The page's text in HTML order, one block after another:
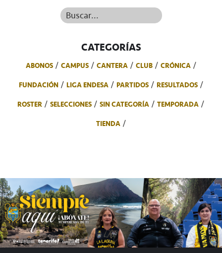
Buscar...
CATEGORÍAS
ABONOS CAMPUS CANTERA CLUB
CRÓNICA
FUNDACIÓN
LIGA ENDESA PARTIDOS
RESULTADOS
ROSTER
SELECCIONES SIN CATEGORÍA
TEMPORADA
TIENDA